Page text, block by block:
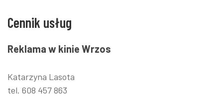
Cennik usług
Reklama w kinie Wrzos
Katarzyna Lasota
tel. 608 457 863